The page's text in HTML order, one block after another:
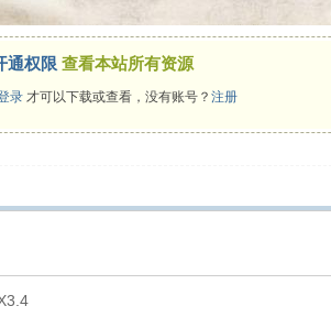
通权限 查看本站所有资源
录才可以下载或查看，没有账号？ 注册